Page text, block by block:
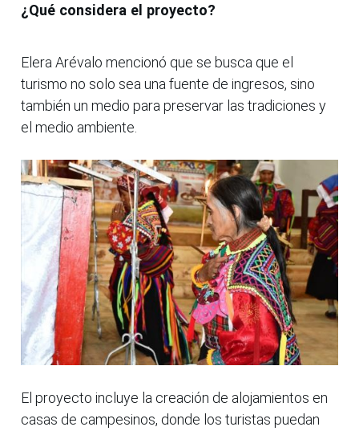
¿Qué considera el proyecto?
Elera Arévalo mencionó que se busca que el
turismo no solo sea una fuente de ingresos, sino
también un medio para preservar las tradiciones y
el medio ambiente.
El proyecto incluye la creación de alojamientos en
casas de campesinos, donde los turistas puedan